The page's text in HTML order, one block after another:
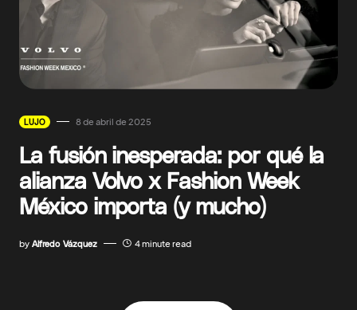
LUJO 8 de abril de 2025
La fusión inesperada: por qué la
alianza Volvo x Fashion Week
México importa (y mucho)
by Alfredo Vázquez 4 minute read